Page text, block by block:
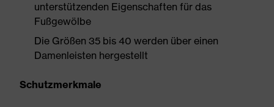
unterstützenden Eigenschaften für das
Fußgewölbe
Die Größen 35 bis 40 werden über einen
Damenleisten hergestellt
Schutzmerkmale